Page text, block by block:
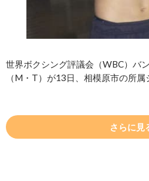
世界ボクシング評議会（WBC）バ
（M・T）が13日、相模原市の所
さらに見